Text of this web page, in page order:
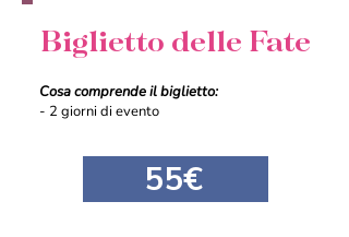
Biglietto delle Fate
Cosa comprende il biglietto:
- 2 giorni di evento
55€